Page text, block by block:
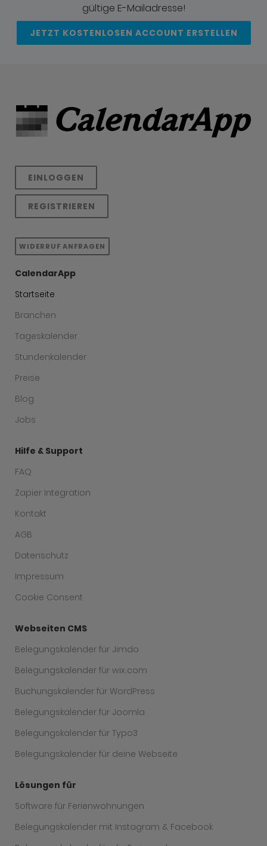
gültige E-Mailadresse!
JETZT KOSTENLOSEN ACCOUNT ERSTELLEN
EINLOGGEN
REGISTRIEREN
WIDERRUF ANFRAGEN
CalendarApp
Startseite
Branchen
Tageskalender
Stundenkalender
Preise
Blog
Jobs
Hilfe & Support
FAQ
Zapier Integration
Kontakt
AGB
Datenschutz
Impressum
Cookie Consent
Webseiten CMS
Belegungskalender für Jimdo
Belegungskalender für wix.com
Buchungskalender für WordPress
Belegungskalender für Joomla
Belegungskalender für Typo3
Belegungskalender für deine Webseite
Lösungen für
Software für Ferienwohnungen
Belegungskalender mit Instagram & Facebook